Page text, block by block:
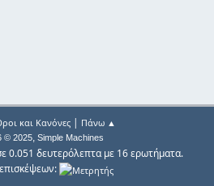
και Κανόνες| Πάνω ▲
© 2025, Simple Machines
0.051 δευτερόλεπτα με 16 ερωτήματα.